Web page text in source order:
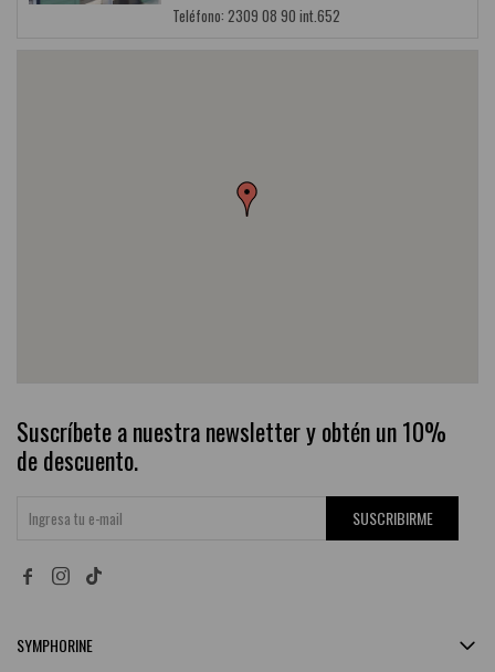
Teléfono: 2309 08 90 int.652
Suscríbete a nuestra newsletter y obtén un 10%
de descuento.
SUSCRIBIRME
 
SYMPHORINE